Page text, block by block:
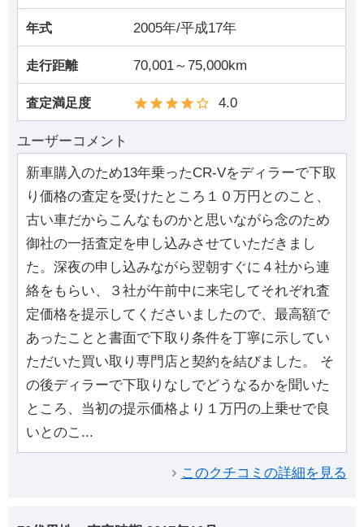
年式 2005年/平成17年
走行距離 70,001～75,000km
査定満足度 4.0
ユーザーコメント
新車購入のため13年乗ったCR-Vをディラーで下取
り価格の査定を受けたところ１０万円とのこと、
古い車だからこんなものかと思いながら念のため
御社の一括査定を申し込みさせていただきまし
た。深夜の申し込みながら翌朝すぐに４社から連
絡をもらい、３社が午前中に来宅してそれぞれ査
定価格を提示してくださいましたので、最高額で
あったことと書面で下取り条件を丁寧に示してい
ただいた買い取り専門店と契約を結びました。 そ
の後ディラーで下取りなしでどうなるかを聞いた
ところ、当初の提示価格より１万円の上乗せで良
いとのこ...
このクチコミの詳細を見る